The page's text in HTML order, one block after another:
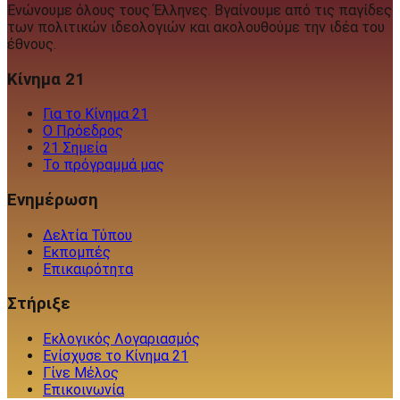
Ενώνουμε όλους τους Έλληνες. Βγαίνουμε από τις παγίδες
των πολιτικών ιδεολογιών και ακολουθούμε την ιδέα του
έθνους.
Κίνημα 21
Για το Κίνημα 21
Ο Πρόεδρος
21 Σημεία
Το πρόγραμμά μας
Ενημέρωση
Δελτία Τύπου
Εκπομπές
Επικαιρότητα
Στήριξε
Εκλογικός Λογαριασμός
Ενίσχυσε το Κίνημα 21
Γίνε Μέλος
Επικοινωνία